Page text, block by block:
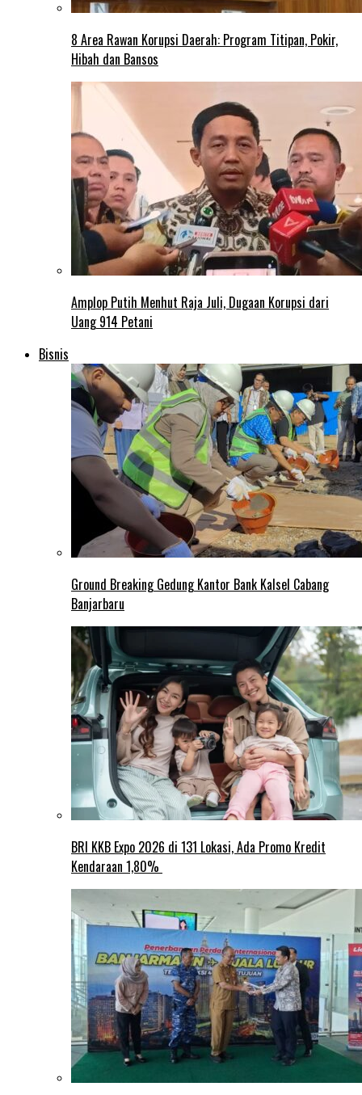
8 Area Rawan Korupsi Daerah: Program Titipan, Pokir,
Hibah dan Bansos
Amplop Putih Menhut Raja Juli, Dugaan Korupsi dari
Uang 914 Petani
Bisnis
Ground Breaking Gedung Kantor Bank Kalsel Cabang
Banjarbaru
BRI KKB Expo 2026 di 131 Lokasi, Ada Promo Kredit
Kendaraan 1,80%